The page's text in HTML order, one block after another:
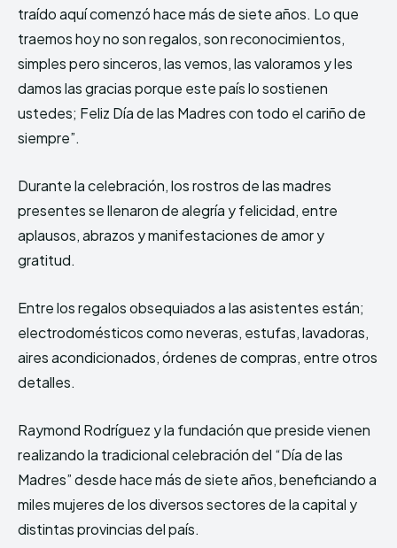
traído aquí comenzó hace más de siete años. Lo que
traemos hoy no son regalos, son reconocimientos,
simples pero sinceros, las vemos, las valoramos y les
damos las gracias porque este país lo sostienen
ustedes; Feliz Día de las Madres con todo el cariño de
siempre”.
Durante la celebración, los rostros de las madres
presentes se llenaron de alegría y felicidad, entre
aplausos, abrazos y manifestaciones de amor y
gratitud.
Entre los regalos obsequiados a las asistentes están;
electrodomésticos como neveras, estufas, lavadoras,
aires acondicionados, órdenes de compras, entre otros
detalles.
Raymond Rodríguez y la fundación que preside vienen
realizando la tradicional celebración del “Día de las
Madres” desde hace más de siete años, beneficiando a
miles mujeres de los diversos sectores de la capital y
distintas provincias del país.